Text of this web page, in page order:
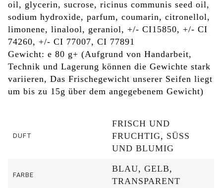
oil, glycerin, sucrose, ricinus communis seed oil,
sodium hydroxide, parfum, coumarin, citronellol,
limonene, linalool, geraniol, +/- CI15850, +/- CI
74260, +/- CI 77007, CI 77891
Gewicht: e 80 g+ (Aufgrund von Handarbeit,
Technik und Lagerung können die Gewichte stark
variieren, Das Frischegewicht unserer Seifen liegt
um bis zu 15g über dem angegebenem Gewicht)
DUFT
FRISCH UND
FRUCHTIG, SÜSS U
ND BLUMIG
FARBE
BLAU, GELB,
TRANSPARENT